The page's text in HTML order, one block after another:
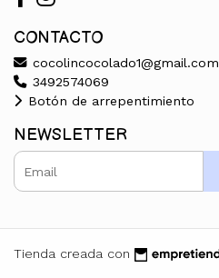
CONTACTO
cocolincocolado1@gmail.com
3492574069
Botón de arrepentimiento
NEWSLETTER
Tienda creada con